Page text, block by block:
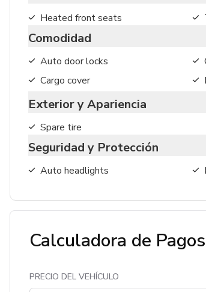
Heated front seats
Comodidad
Auto door locks
Cargo cover
Exterior y Apariencia
Spare tire
Seguridad y Protección
Auto headlights
Calculadora de Pagos
PRECIO DEL VEHÍCULO